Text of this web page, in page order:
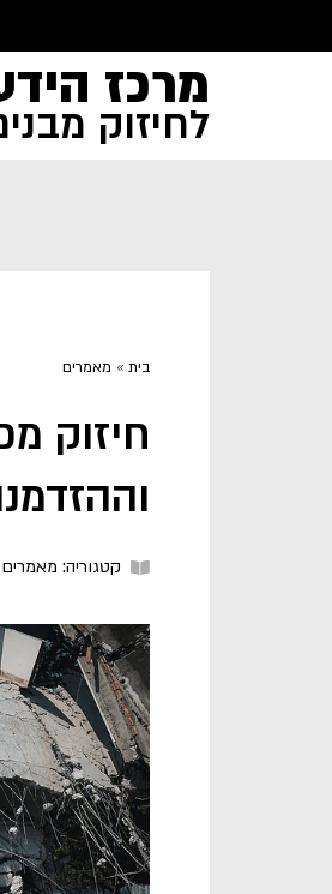
מרכז
לחיזוק
בית » מאמרים
חיזוק
קטגוריה: מאמרים